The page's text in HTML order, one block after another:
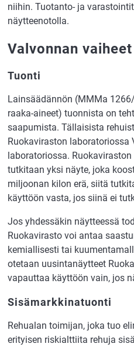
niihin. Tuotanto- ja
näytteenotolla.
Valvonnan vaiheet
Tuonti
Lainsäädännön (MMMa
raaka-aineet) tuonnista on
saapumista. Tällaisista
Ruokaviraston
laboratoriossa.
tutkitaan yksi näyte, joka
miljoonan kilon erä, siitä
käyttöön vasta, jos siinä ei
Jos yhdessäkin näytteessä
Ruokavirasto voi antaa
kemiallisesti tai
otetaan uusintanäytteet
vapauttaa käyttöön vain, jos
Sisämarkkinatuonti
Rehualan toimijan, joka tuo
erityisen riskialttiita rehuja